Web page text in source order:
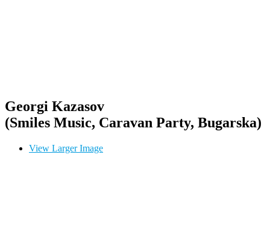
Georgi Kazasov
(Smiles Music, Caravan Party, Bugarska)
View Larger Image